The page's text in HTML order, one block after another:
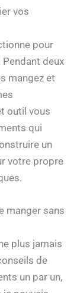
vos
pour
Pendant deux
mangez et
outil vous
qui
un
votre propre
manger sans
plus jamais
de
un par un,